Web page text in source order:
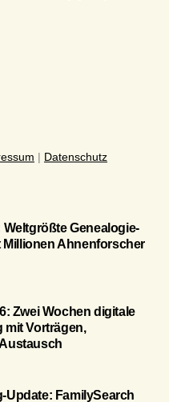
| Datenschutz
Weltgrößte Genealogie-
Millionen Ahnenforscher
Zwei Wochen digitale
Vorträgen,
FamilySearch